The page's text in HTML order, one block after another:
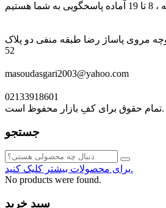
هستیم
مروی پاساژ رضا طبقه منفی دو پلاک
52
masoudasgari2003@yahoo.com
02133918601
تمام حقوق برای کفِ بازار محفوظ است.
جستجو
برای محصولات بیشتر کلیک کنید.
No products were found.
سبد خرید